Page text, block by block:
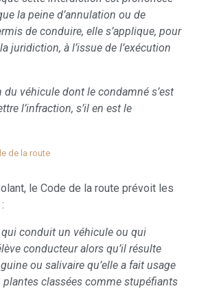
la peine d’annulation ou de
de conduire, elle s’applique, pour
juridiction, à l’issue de l’exécution
du véhicule dont le condamné s’est
l’infraction, s’il en est le
de la route
le Code de la route prévoit les
qui conduit un véhicule ou qui
conducteur alors qu’il résulte
ou salivaire qu’elle a fait usage
plantes classées comme stupéfiants